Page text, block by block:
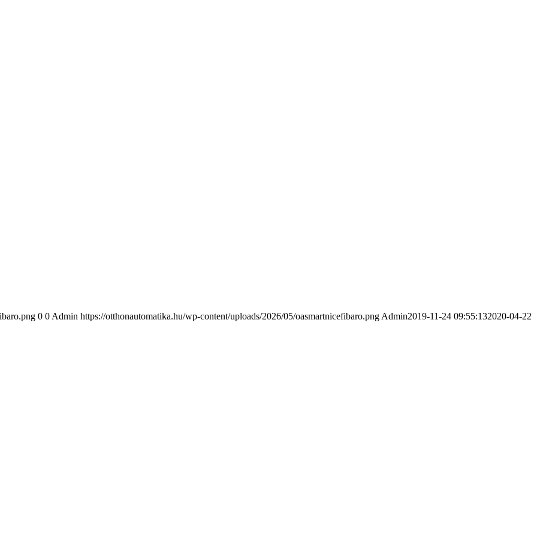
0 0 Admin https://otthonautomatika.hu/wp-content/uploads/2026/05/oasmartnicefibaro.png Admin2019-11-24 09:55:132020-04-22